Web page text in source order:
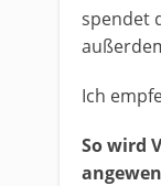
spendet
Ich
So wird